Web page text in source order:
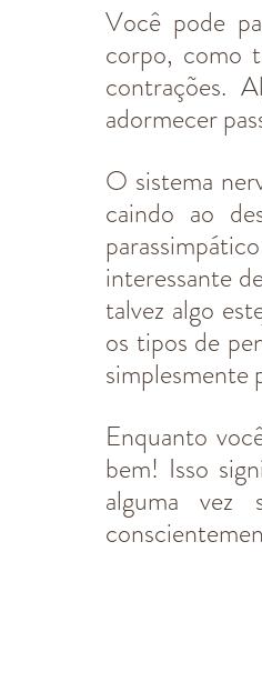
Você pode
corpo, como
contrações.
adormecer
O sistema
caindo ao
interessante
talvez algo
os tipos de
simplesmente
Enquanto
bem! Isso
alguma vez